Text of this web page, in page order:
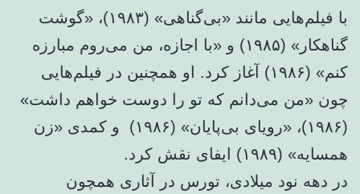
با فیلم‌هایی مانند «بی‌گناهی» (۱۹۸۳)، «گوشت
گناهکار» (۱۹۸۵) و «با اجازه، من می‌روم مبارزه
کنم» (۱۹۸۶) آغاز کرد. او همچنین در فیلم‌هایی
چون «من می‌دانم که تو را دوست خواهم داشت»
(۱۹۸۶)، «رویای بی‌پایان» (۱۹۸۶) و کمدی «زن
همسایه» (۱۹۸۹) ایفای نقش کرد.
در دهه نود میلادی، تورس در آثاری همچون